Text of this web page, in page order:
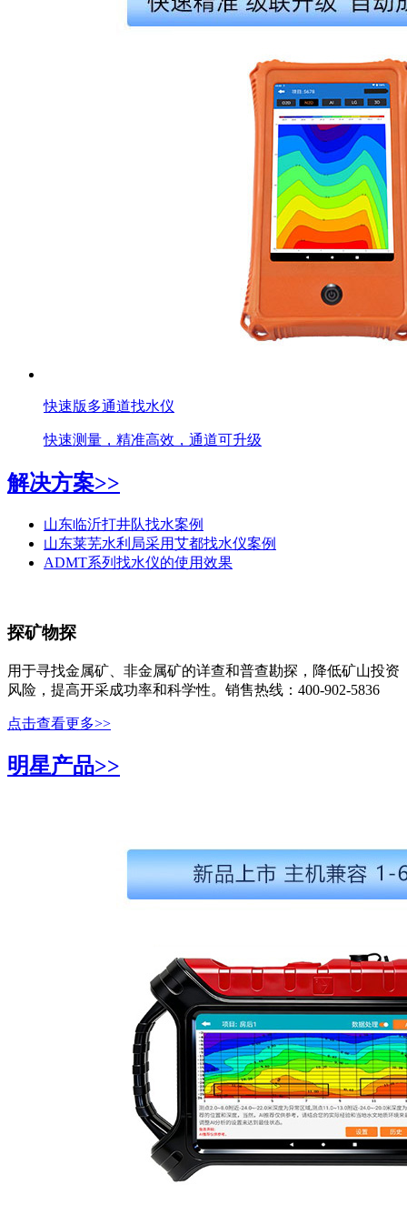
快速版多通道找水仪
快速测量，精准高效，通道可升级
解决方案>>
山东临沂打井队找水案例
山东莱芜水利局采用艾都找水仪案例
ADMT系列找水仪的使用效果
探矿物探
用于寻找金属矿、非金属矿的详查和普查勘探，降低矿山投资
风险，提高开采成功率和科学性。销售热线：400-902-5836
点击查看更多>>
明星产品>>